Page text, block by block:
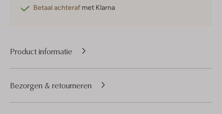
Betaal achteraf met Klarna
Product informatie
Bezorgen & retourneren